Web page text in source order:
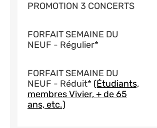
PROMOTION 3 CONCERTS
FORFAIT SEMAINE DU
NEUF - Régulier*
FORFAIT SEMAINE DU
NEUF - Réduit* (Étudiants,
membres Vivier, + de 65
ans, etc.)